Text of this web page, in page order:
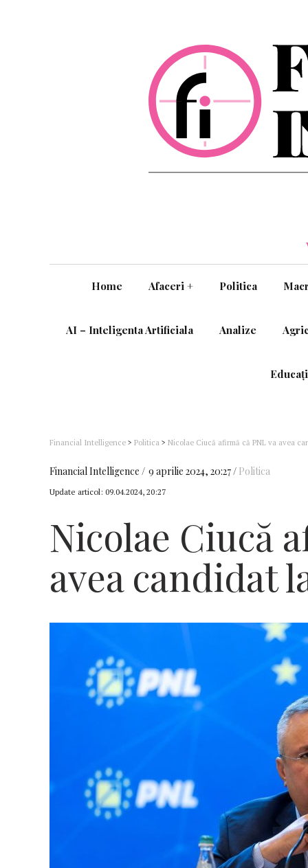
Home Afaceri + Politica
AI – Inteligenta Artificiala Analize
Financial Intelligence > Politica > Nicolae Ciucă afirmă că PNL va avea
Financial Intelligence 9 aprilie 2024, 20:27 Politica
Update articol: 09.04.2024, 20:27
Nicolae Ciucă
avea candidat